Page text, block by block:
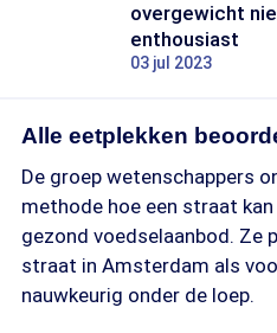
overgewicht
enthousiast
03 jul 2023
Alle eetplekken
De groep wetenschappers
methode hoe een straat
gezond voedselaanbod. Ze
straat in Amsterdam als
nauwkeurig onder de loep.